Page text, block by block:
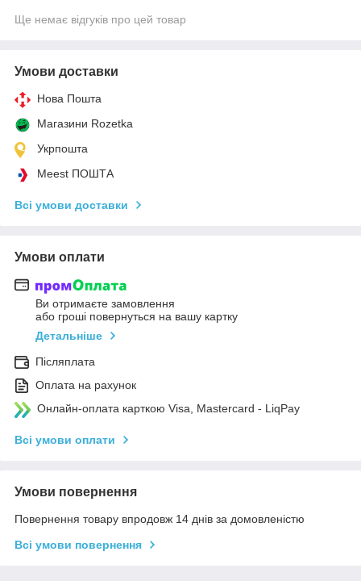
Ще немає відгуків про цей товар
Умови доставки
Нова Пошта
Магазини Rozetka
Укрпошта
Meest ПОШТА
Всі умови доставки
Умови оплати
Ви отримаєте замовлення
або гроші повернуться на вашу картку
Детальніше
Післяплата
Оплата на рахунок
Онлайн-оплата карткою Visa, Mastercard - LiqPay
Всі умови оплати
Умови повернення
Повернення товару впродовж 14 днів за домовленістю
Всі умови повернення